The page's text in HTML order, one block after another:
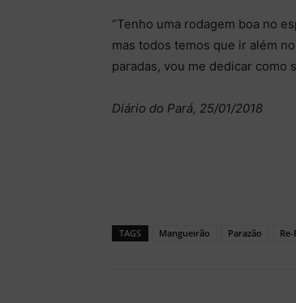
“Tenho uma rodagem boa no
mas todos temos que ir além
paradas, vou me dedicar como
Diário do Pará, 25/01/2018
TAGS Mangueirão Parazão Re-